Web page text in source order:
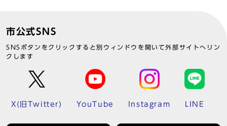
市公式SNS
SNSボタンをクリックすると別ウィンドウを開いて外部サイトへリン
クします
X(旧Twitter) YouTube Instagram LINE